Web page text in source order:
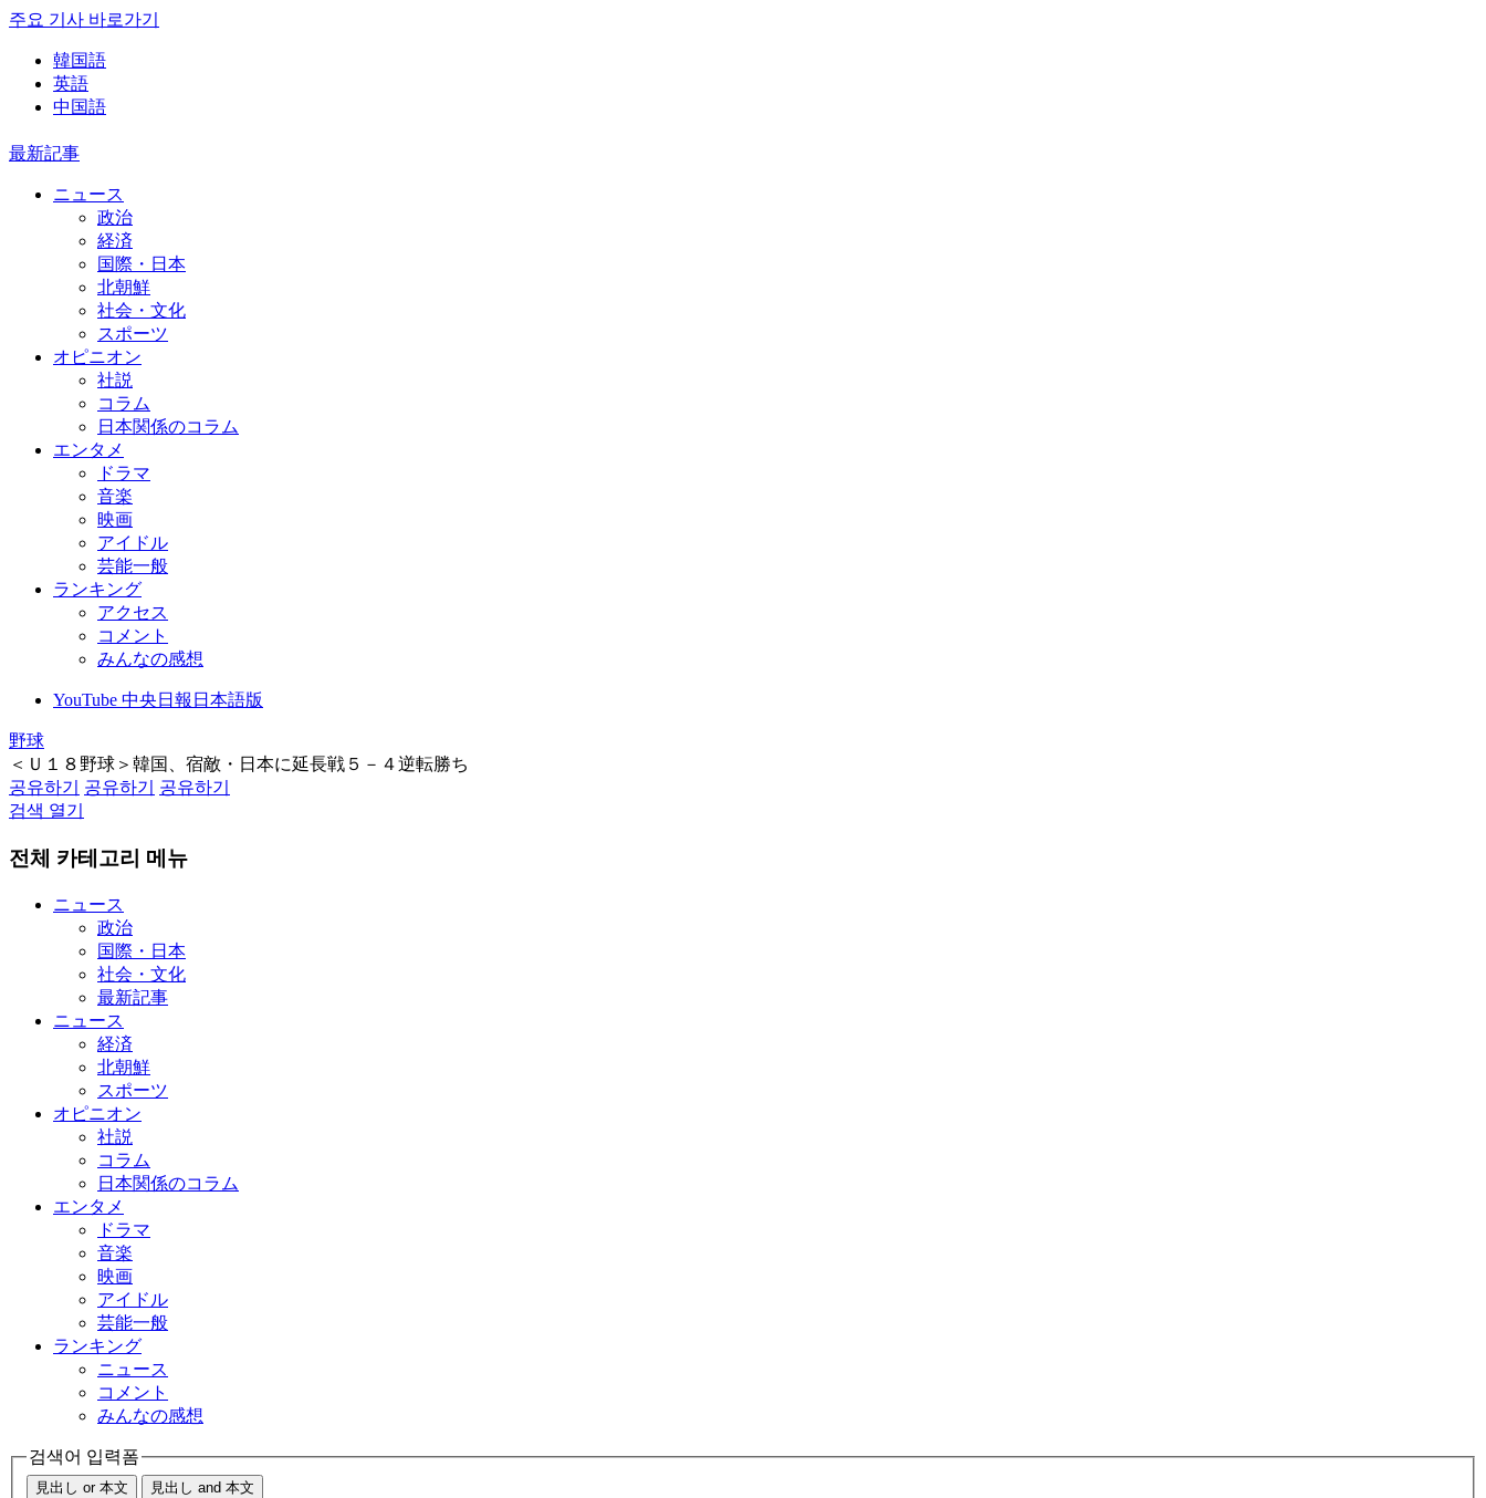
주요 기사 바로가기
韓国語
英語
中国語
最新記事
ニュース
政治
経済
国際・日本
北朝鮮
社会・文化
スポーツ
オピニオン
社説
コラム
日本関係のコラム
エンタメ
ドラマ
音楽
映画
アイドル
芸能一般
ランキング
アクセス
コメント
みんなの感想
YouTube 中央日報日本語版
野球
＜Ｕ１８野球＞韓国、宿敵・日本に延長戦５－４逆転勝ち
공유하기
공유하기
공유하기
검색 열기
전체 카테고리 메뉴
ニュース
政治
国際・日本
社会・文化
最新記事
ニュース
経済
北朝鮮
スポーツ
オピニオン
社説
コラム
日本関係のコラム
エンタメ
ドラマ
音楽
映画
アイドル
芸能一般
ランキング
ニュース
コメント
みんなの感想
검색어 입력폼
見出し or 本文 見出し and 本文